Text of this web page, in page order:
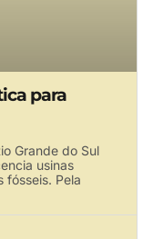
para
Grande do Sul
usinas
fósseis. Pela